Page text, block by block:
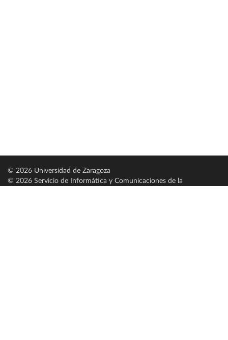
© 2026 Universidad de Zaragoza
© 2026 Servicio de Informática y Comunicaciones de la